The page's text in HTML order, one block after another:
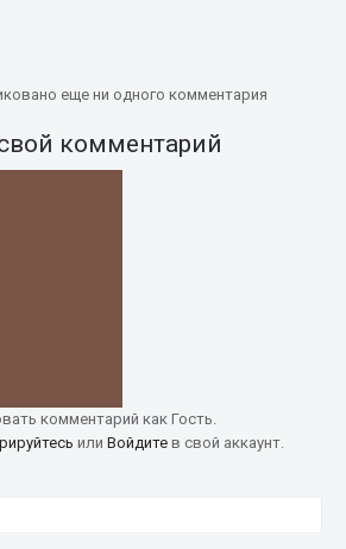
еще ни одного комментария
комментарий
комментарий как Гость.
или Войдите в свой аккаунт.